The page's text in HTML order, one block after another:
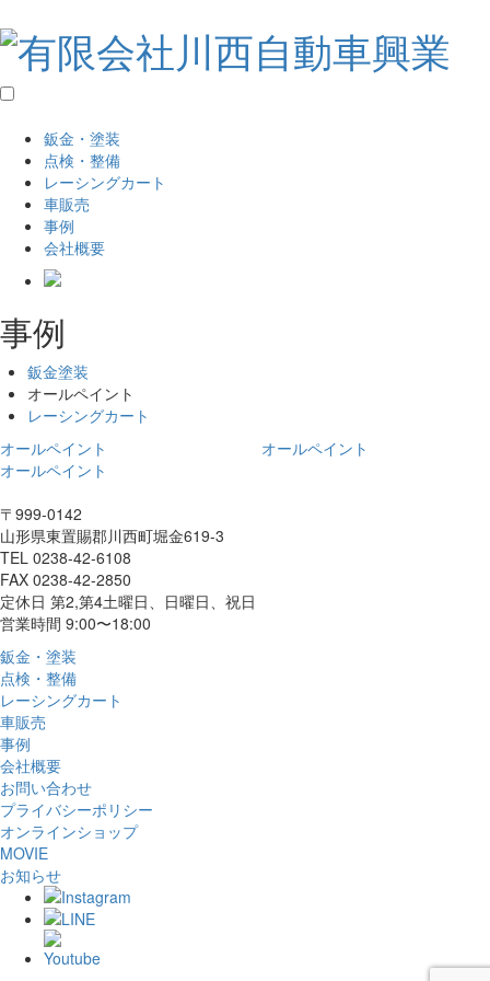
鈑金・塗装
点検・整備
レーシングカート
車販売
事例
会社概要
事例
鈑金塗装
オールペイント
レーシングカート
オールペイント
オールペイント
オールペイント
〒999-0142
山形県東置賜郡川西町堀金619-3
TEL 0238-42-6108
FAX 0238-42-2850
定休日 第2,第4土曜日、日曜日、祝日
営業時間 9:00〜18:00
鈑金・塗装
点検・整備
レーシングカート
車販売
事例
会社概要
お問い合わせ
プライバシーポリシー
オンラインショップ
MOVIE
お知らせ